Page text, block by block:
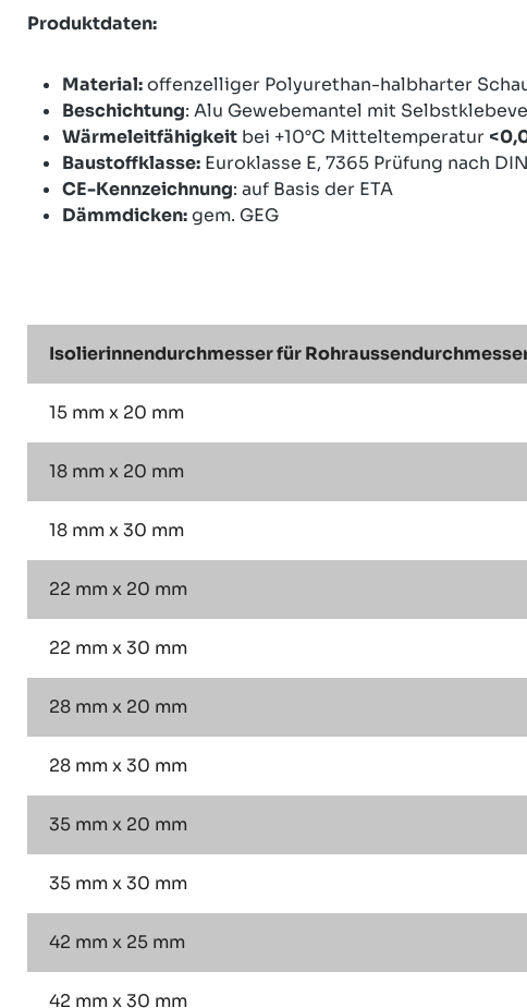
Produktdaten:
Material:offenzelliger Polyurethan-halbharter
Beschichtung: Alu Gewebemantel mit
Wärmeleitfähigkeit bei +10°C Mitteltemperatur
Baustoffklasse: Euroklasse E, 7365 Prüfung nach
CE-Kennzeichnung: auf Basis der ETA
Dämmdicken:gem. GEG
Isolierinnendurchmesser für
15 mm x 20 mm
18 mm x 20 mm
18 mm x 30 mm
22 mm x 20 mm
22 mm x 30 mm
28 mm x 20 mm
28 mm x 30 mm
35 mm x 20 mm
35 mm x 30 mm
42 mm x 25 mm
42 mm x 30 mm